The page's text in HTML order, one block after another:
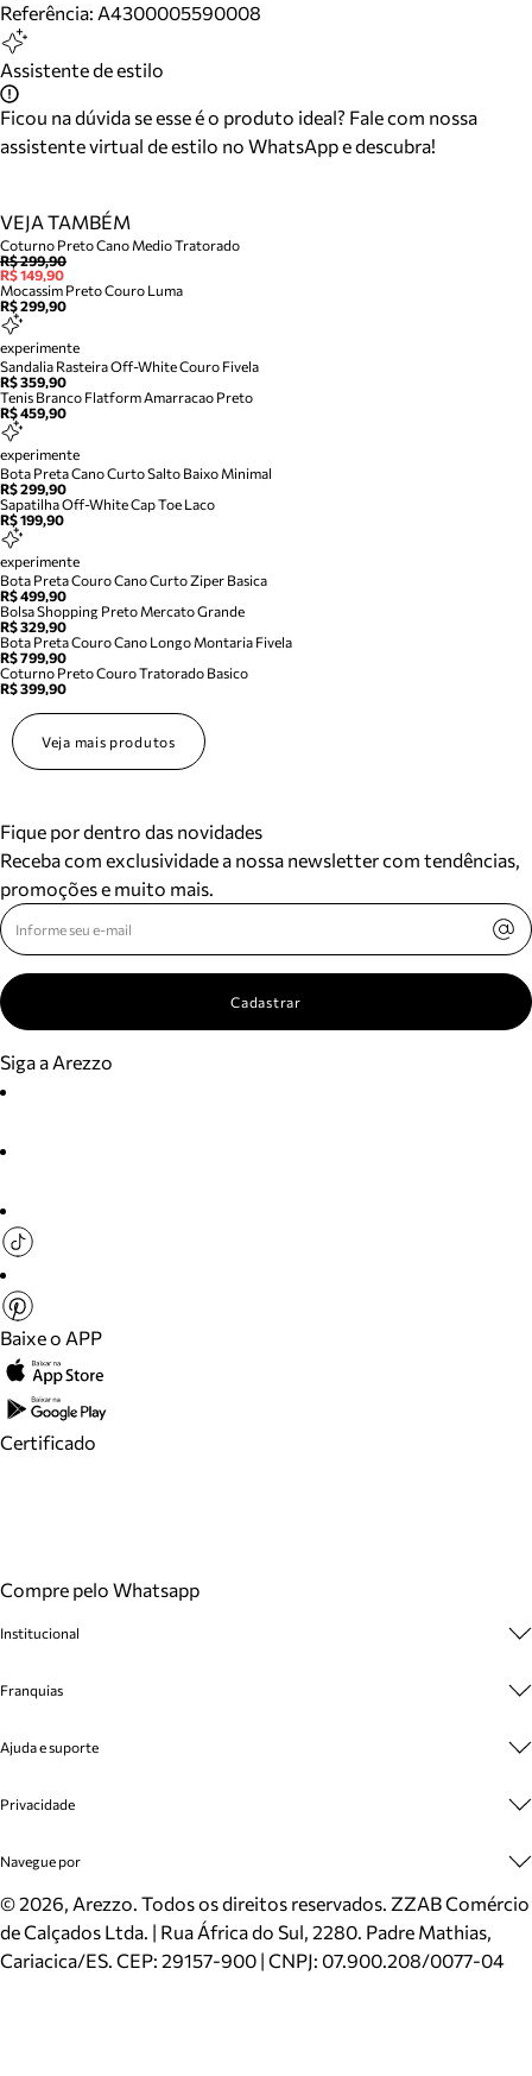
Referência: A4300005590008
Assistente de estilo
Ficou na dúvida se esse é o produto ideal? Fale com nossa
assistente virtual de estilo no WhatsApp e descubra!
VEJA TAMBÉM
Coturno Preto Cano Medio Tratorado
R$ 299,90
R$ 149,90
Mocassim Preto Couro Luma
R$ 299,90
experimente
Sandalia Rasteira Off-White Couro Fivela
R$ 359,90
Tenis Branco Flatform Amarracao Preto
R$ 459,90
experimente
Bota Preta Cano Curto Salto Baixo Minimal
R$ 299,90
Sapatilha Off-White Cap Toe Laco
R$ 199,90
experimente
Bota Preta Couro Cano Curto Ziper Basica
R$ 499,90
Bolsa Shopping Preto Mercato Grande
R$ 329,90
Bota Preta Couro Cano Longo Montaria Fivela
R$ 799,90
Coturno Preto Couro Tratorado Basico
R$ 399,90
Veja mais produtos
Fique por dentro das novidades
Receba com exclusividade a nossa newsletter com tendências,
promoções e muito mais.
Cadastrar
Siga a Arezzo
Baixe o APP
Certificado
Compre pelo Whatsapp
Institucional
Cashback
Venda Corporativa
Mapa do Site
Inverno
Mundo Arezzo
Franquias
Plano de Negócio
Ajuda e suporte
Cadastro
Meus Pedidos
Trocas e Devoluções
Cartão Presente
Localizador de lojas
Privacidade
Politica e Privacidade
Navegue por
Sapatos
Bolsas
Scarpins
©2026, Arezzo. Todos os direitos reservados. ZZAB Comércio
de Calçados Ltda. | Rua África do Sul, 2280. Padre Mathias,
Cariacica/ES. CEP: 29157-900 | CNPJ: 07.900.208/0077-04